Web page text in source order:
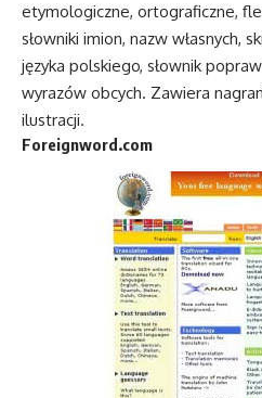
etymologiczne, ortograficzne,
słowniki imion, nazw własnych,
języka polskiego, słownik
wyrazów obcych. Zawiera
ilustracji.
Foreignword.com